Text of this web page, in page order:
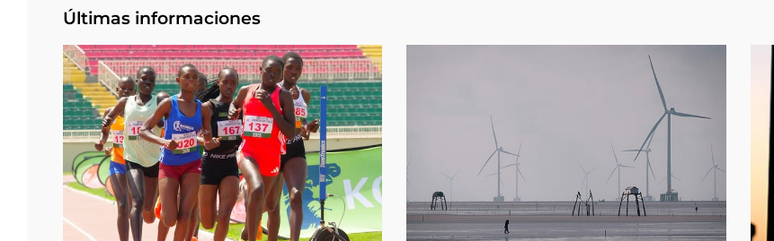
Últimas informaciones